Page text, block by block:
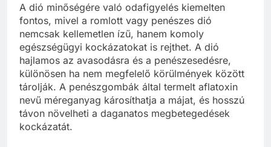
A dió minőségére való odafigyelés kiemelten
fontos, mivel a romlott vagy penészes dió
nemcsak kellemetlen ízű, hanem komoly
egészségügyi kockázatokat is rejthet. A dió
hajlamos az avasodásra és a penészesedésre,
különösen ha nem megfelelő körülmények között
tárolják. A penészgombák által termelt aflatoxin
nevű méreganyag károsíthatja a májat, és hosszú
távon növelheti a daganatos megbetegedések
kockázatát.